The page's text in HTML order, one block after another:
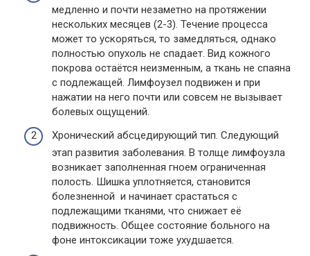
медленно и почти незаметно на протяжении
нескольких месяцев (2-3). Течение процесса
может то ускоряться, то замедляться, однако
полностью опухоль не спадает. Вид кожного
покрова остаётся неизменным, а ткань не спаяна
с подлежащей. Лимфоузел подвижен и при
нажатии на него почти или совсем не вызывает
болевых ощущений.
Хронический абсцедирующий тип. Следующий
этап развития заболевания. В толще лимфоузла
возникает заполненная гноем ограниченная
полость. Шишка уплотняется, становится
болезненной и начинает срастаться с
подлежащими тканями, что снижает её
подвижность. Общее состояние больного на
фоне интоксикации тоже ухудшается.